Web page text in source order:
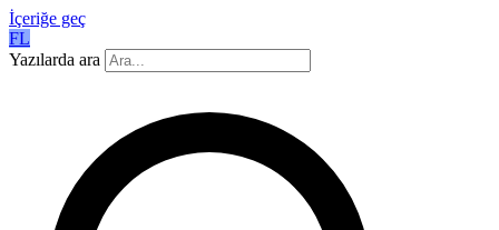
İçeriğe geç
FL
Yazılarda ara